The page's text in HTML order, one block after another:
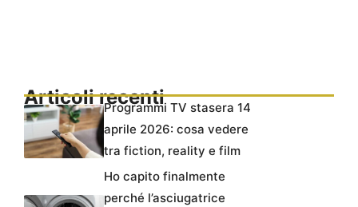
Articoli recentiProgrammi TV stasera 14
aprile 2026: cosa vedere
tra fiction, reality e film
Ho capito finalmente
perché l’asciugatrice